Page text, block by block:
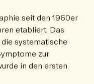
seit den 1960er
etabliert. Das
systematische
zur
in den ersten